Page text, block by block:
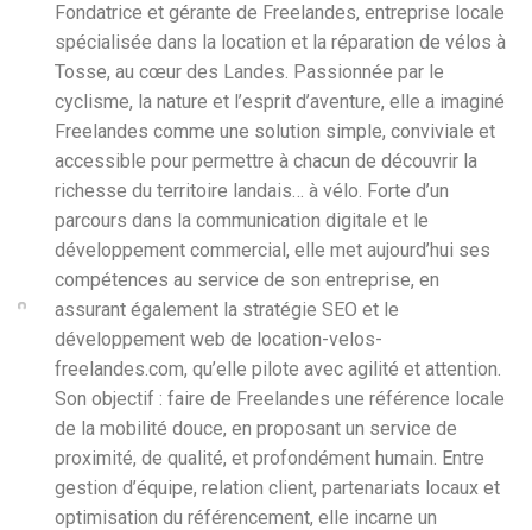
Fondatrice et gérante de Freelandes, entreprise locale
spécialisée dans la location et la réparation de vélos à
Tosse, au cœur des Landes. Passionnée par le
cyclisme, la nature et l’esprit d’aventure, elle a imaginé
Freelandes comme une solution simple, conviviale et
accessible pour permettre à chacun de découvrir la
richesse du territoire landais… à vélo. Forte d’un
parcours dans la communication digitale et le
développement commercial, elle met aujourd’hui ses
compétences au service de son entreprise, en
assurant également la stratégie SEO et le
développement web de location-velos-
freelandes.com, qu’elle pilote avec agilité et attention.
Son objectif : faire de Freelandes une référence locale
de la mobilité douce, en proposant un service de
proximité, de qualité, et profondément humain. Entre
gestion d’équipe, relation client, partenariats locaux et
optimisation du référencement, elle incarne un